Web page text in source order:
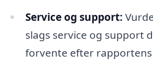
Service og support:
slags service og support
forvente efter